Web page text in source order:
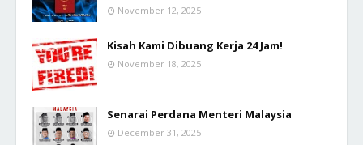
November 12, 2025
Kisah Kami Dibuang Kerja 24 Jam!
November 18, 2025
Senarai Perdana Menteri Malaysia
December 31, 2025